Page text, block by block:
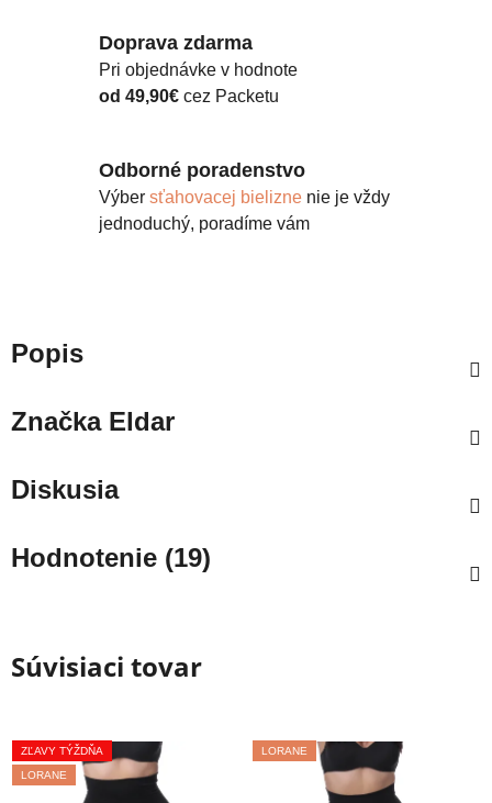
Doprava zdarma
Pri objednávke v hodnote
od 49,90€ cez Packetu
Odborné poradenstvo
Výber sťahovacej bielizne nie je vždy
jednoduchý, poradíme vám
Popis
ZnačkaEldar
Diskusia
Hodnotenie (19)
Súvisiaci tovar
ZĽAVY TÝŽDŇA
LORANE
LORANE